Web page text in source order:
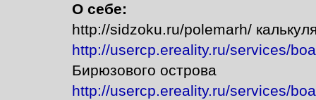
О себе:
http://sidzoku.ru/polemarh/
http://usercp.ereality.ru/services/
Бирюзового острова
http://usercp.ereality.ru/services/